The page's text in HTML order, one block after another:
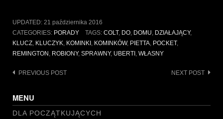
UPDATED: 21 października 2016
CATEGORIES: PORADY TAGS: COLT, DO, DOMU DZIAŁAJĄCY,
KLUCZ KLUCZYK KOMINKI KOMINKÓW, PIETTA POCKET,
REMINGTON ROBIONY, SPRAWNY, UBERTI WŁASNY
Post
PREVIOUS POST NEXT POST
MENU
DLA POCZĄTKUJĄCYCH